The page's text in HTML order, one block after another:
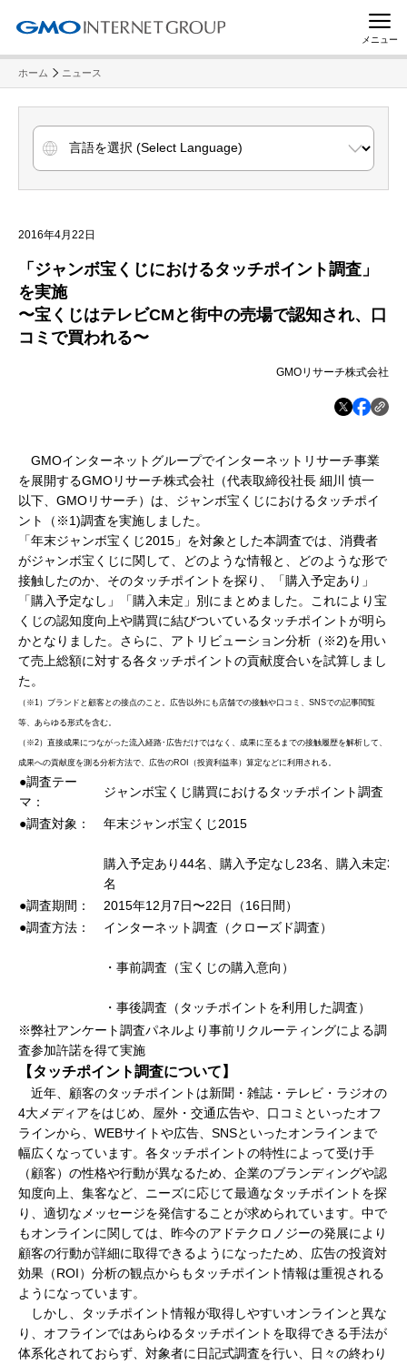
メニュー
ホーム ニュース
2016年4月22日
「ジャンボ宝くじにおけるタッチポイント調査」
を実施
〜宝くじはテレビCMと街中の売場で認知され、口
コミで買われる〜
GMOリサーチ株式会社
GMOインターネットグループでインターネットリサーチ事業
を展開するGMOリサーチ株式会社（代表取締役社長 細川 慎一
以下、GMOリサーチ）は、ジャンボ宝くじにおけるタッチポイ
ント（※1)調査を実施しました。
「年末ジャンボ宝くじ2015」を対象とした本調査では、消費者
がジャンボ宝くじに関して、どのような情報と、どのような形で
接触したのか、そのタッチポイントを探り、「購入予定あり」
「購入予定なし」「購入未定」別にまとめました。これにより宝
くじの認知度向上や購買に結びついているタッチポイントが明ら
かとなりました。さらに、アトリビューション分析（※2)を用い
て売上総額に対する各タッチポイントの貢献度合いを試算しまし
た。
（※1）ブランドと顧客との接点のこと。広告以外にも店舗での接触や口コミ、SNSでの記事閲覧
等、あらゆる形式を含む。
（※2）直接成果につながった流入経路･広告だけではなく、成果に至るまでの接触履歴を解析して、
成果への貢献度を測る分析方法で、広告のROI（投資利益率）算定などに利用される。
●調査テー
マ：
ジャンボ宝くじ購買におけるタッチポイント調査
●調査対象： 年末ジャンボ宝くじ2015
購入予定あり44名、購入予定なし23名、購入未定
名
●調査期間：
2015年12月7日〜22日（16日間）
●調査方法：
インターネット調査（クローズド調査）
・事前調査（宝くじの購入意向）
・事後調査（タッチポイントを利用した調査）
※弊社アンケート調査パネルより事前リクルーティングによる調
査参加許諾を得て実施
【タッチポイント調査について】
近年、顧客のタッチポイントは新聞・雑誌・テレビ・ラジオの
4大メディアをはじめ、屋外・交通広告や、口コミといったオフ
ラインから、WEBサイトや広告、SNSといったオンラインまで
幅広くなっています。各タッチポイントの特性によって受け手
（顧客）の性格や行動が異なるため、企業のブランディングや認
知度向上、集客など、ニーズに応じて最適なタッチポイントを探
り、適切なメッセージを発信することが求められています。中で
もオンラインに関しては、昨今のアドテクロノジーの発展により
顧客の行動が詳細に取得できるようになったため、広告の投資対
効果（ROI）分析の観点からもタッチポイント情報は重視される
ようになっています。
しかし、タッチポイント情報が取得しやすいオンラインと異な
り、オフラインではあらゆるタッチポイントを取得できる手法が
体系化されておらず、対象者に日記式調査を行い、日々の終わり